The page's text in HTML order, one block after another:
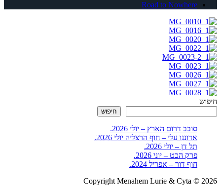
Road to Nowhere
חיפוש
חיפוש
סובב דרום הארץ – יולי 2026.
אדוננו עלי – חוף הרצליה יולי 2026.
תל דן – יולי 2026.
פרק הכט – יוני 2026.
חוף דור – אפריל 2024.
Copyright Menahem Lurie & Cyta © 2026